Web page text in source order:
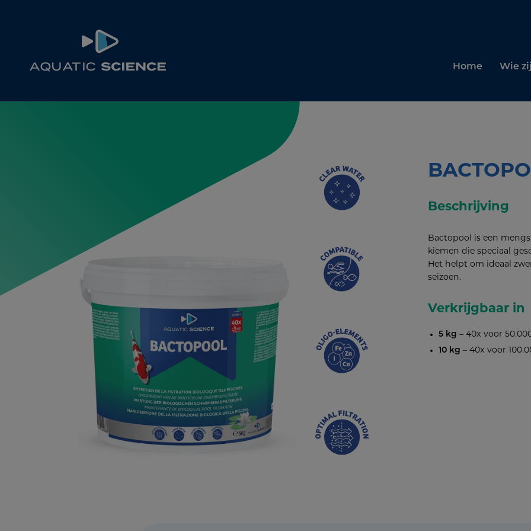
Home Wie
Beschrijving
Bactopool is een
kiemen die speciaal
Het helpt om ideaal
seizoen.
Verkrijgbaar in
5 kg – 40x voor
10 kg – 40x voor